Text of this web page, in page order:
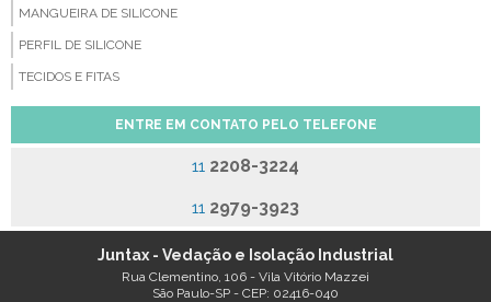
MANGUEIRA DE SILICONE
PERFIL DE SILICONE
TECIDOS E FITAS
ENTRE EM CONTATO PELO TELEFONE
11 2208-3224
11 2979-3923
Juntax - Vedação e Isolação Industrial
Rua Clementino, 106 - Vila Vitório Mazzei
São Paulo-SP - CEP: 02416-040